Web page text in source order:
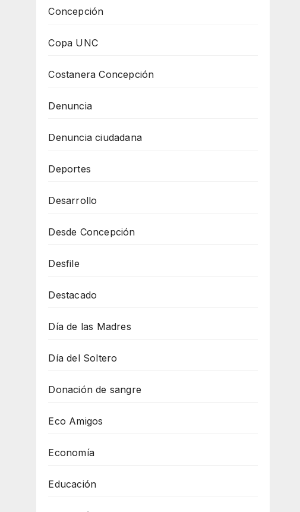
Concepción
Copa UNC
Costanera Concepción
Denuncia
Denuncia ciudadana
Deportes
Desarrollo
Desde Concepción
Desfile
Destacado
Día de las Madres
Día del Soltero
Donación de sangre
Eco Amigos
Economía
Educación